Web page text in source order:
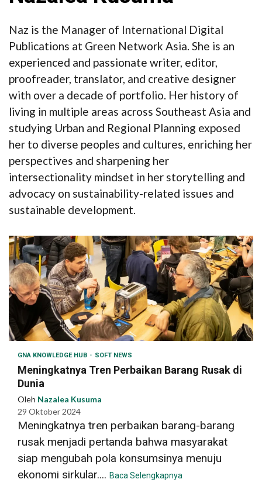
Naz is the Manager of International Digital
Publications at Green Network Asia. She is an
experienced and passionate writer, editor,
proofreader, translator, and creative designer
with over a decade of portfolio. Her history of
living in multiple areas across Southeast Asia and
studying Urban and Regional Planning exposed
her to diverse peoples and cultures, enriching her
perspectives and sharpening her
intersectionality mindset in her storytelling and
advocacy on sustainability-related issues and
sustainable development.
GNA KNOWLEDGE HUB SOFT NEWS
Meningkatnya Tren Perbaikan Barang Rusak di
Dunia
Oleh Nazalea Kusuma
29 Oktober 2024
Meningkatnya tren perbaikan barang-barang
rusak menjadi pertanda bahwa masyarakat
siap mengubah pola konsumsinya menuju
ekonomi sirkular.... Baca Selengkapnya